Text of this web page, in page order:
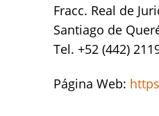
Fracc. Real de
Santiago de
Tel. +52 (442)
Página Web: